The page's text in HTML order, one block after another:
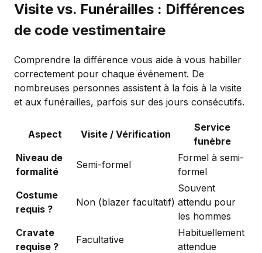
Visite vs. Funérailles : Différences
de code vestimentaire
Comprendre la différence vous aide à vous habiller
correctement pour chaque événement. De
nombreuses personnes assistent à la fois à la visite
et aux funérailles, parfois sur des jours consécutifs.
Aspect Visite / Vérification
Service
funèbre
Niveau de
formalité
Semi-formel
Formel à semi-
formel
Costume
requis ?
Non (blazer facultatif)
Souvent
attendu pour
les hommes
Cravate
requise ?
Facultative
Habituellement
attendue